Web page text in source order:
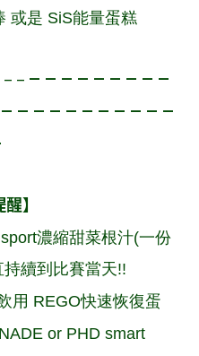
或是 SiS能量蛋糕
– – – – – – – – – –
– – – – – – – – – –
】
濃縮甜菜根汁(一份
續到比賽當天!!
用 REGO快速恢復蛋
or PHD smart